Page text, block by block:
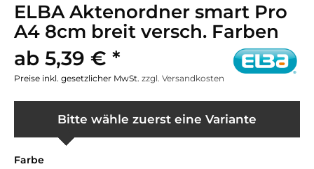
ELBA Aktenordner smart Pro
A4 8cm breit versch. Farben
ab 5,39 € *
Preise inkl. gesetzlicher MwSt. zzgl. Versandkosten
Bitte wähle zuerst eine Variante
Farbe